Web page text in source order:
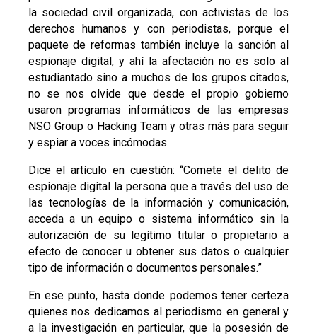
la sociedad civil organizada, con activistas de los
derechos humanos y con periodistas, porque el
paquete de reformas también incluye la sanción al
espionaje digital, y ahí la afectación no es solo al
estudiantado sino a muchos de los grupos citados,
no se nos olvide que desde el propio gobierno
usaron programas informáticos de las empresas
NSO Group o Hacking Team y otras más para seguir
y espiar a voces incómodas.
Dice el artículo en cuestión: “Comete el delito de
espionaje digital la persona que a través del uso de
las tecnologías de la información y comunicación,
acceda a un equipo o sistema informático sin la
autorización de su legítimo titular o propietario a
efecto de conocer u obtener sus datos o cualquier
tipo de información o documentos personales.”
En ese punto, hasta donde podemos tener certeza
quienes nos dedicamos al periodismo en general y
a la investigación en particular, que la posesión de